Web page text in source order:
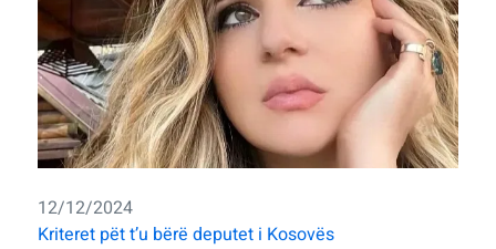
12/12/2024
Kriteret pët t’u bërë deputet i Kosovës